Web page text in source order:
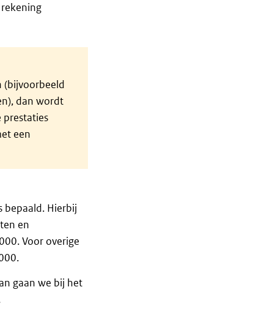
(bijvoorbeeld
dan wordt
prestaties
een
bepaald. Hierbij
en
Voor overige
gaan we bij het